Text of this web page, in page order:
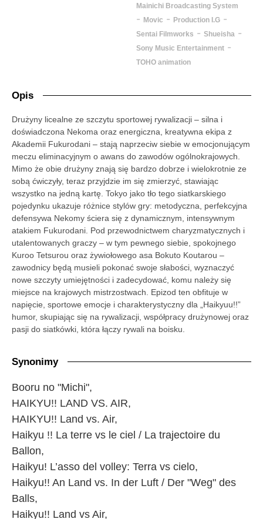
Mainichi Broadcasting System
- Movic - Production I.G-
Sentai Filmworks - Shueisha -
Sony Music Entertainment-
TOHO animation
Opis
Drużyny licealne ze szczytu sportowej rywalizacji – silna i
doświadczona Nekoma oraz energiczna, kreatywna ekipa z
Akademii Fukurodani – stają naprzeciw siebie w emocjonującym
meczu eliminacyjnym o awans do zawodów ogólnokrajowych.
Mimo że obie drużyny znają się bardzo dobrze i wielokrotnie ze
sobą ćwiczyły, teraz przyjdzie im się zmierzyć, stawiając
wszystko na jedną kartę. Tokyo jako tło tego siatkarskiego
pojedynku ukazuje różnice stylów gry: metodyczna, perfekcyjna
defensywa Nekomy ściera się z dynamicznym, intensywnym
atakiem Fukurodani. Pod przewodnictwem charyzmatycznych i
utalentowanych graczy – w tym pewnego siebie, spokojnego
Kuroo Tetsurou oraz żywiołowego asa Bokuto Koutarou –
zawodnicy będą musieli pokonać swoje słabości, wyznaczyć
nowe szczyty umiejętności i zadecydować, komu należy się
miejsce na krajowych mistrzostwach. Epizod ten obfituje w
napięcie, sportowe emocje i charakterystyczny dla „Haikyuu!!”
humor, skupiając się na rywalizacji, współpracy drużynowej oraz
pasji do siatkówki, która łączy rywali na boisku.
Synonimy
Booru no "Michi",
HAIKYU!! LAND VS. AIR,
HAIKYU!! Land vs. Air,
Haikyu !! La terre vs le ciel / La trajectoire du
Ballon,
Haikyu! L’asso del volley: Terra vs cielo,
Haikyu!! An Land vs. In der Luft / Der "Weg" des
Balls,
Haikyu!! Land vs Air,